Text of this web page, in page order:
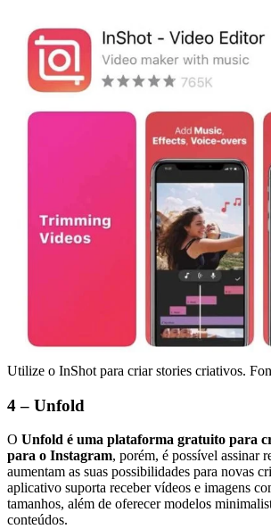
Utilize o InShot para criar stories criativos.
4 – Unfold
O Unfold é uma plataforma gratuito para
para o Instagram, porém, é possível assinar
aumentam as suas possibilidades para novas
aplicativo suporta receber vídeos e imagens
tamanhos, além de oferecer modelos
conteúdos.